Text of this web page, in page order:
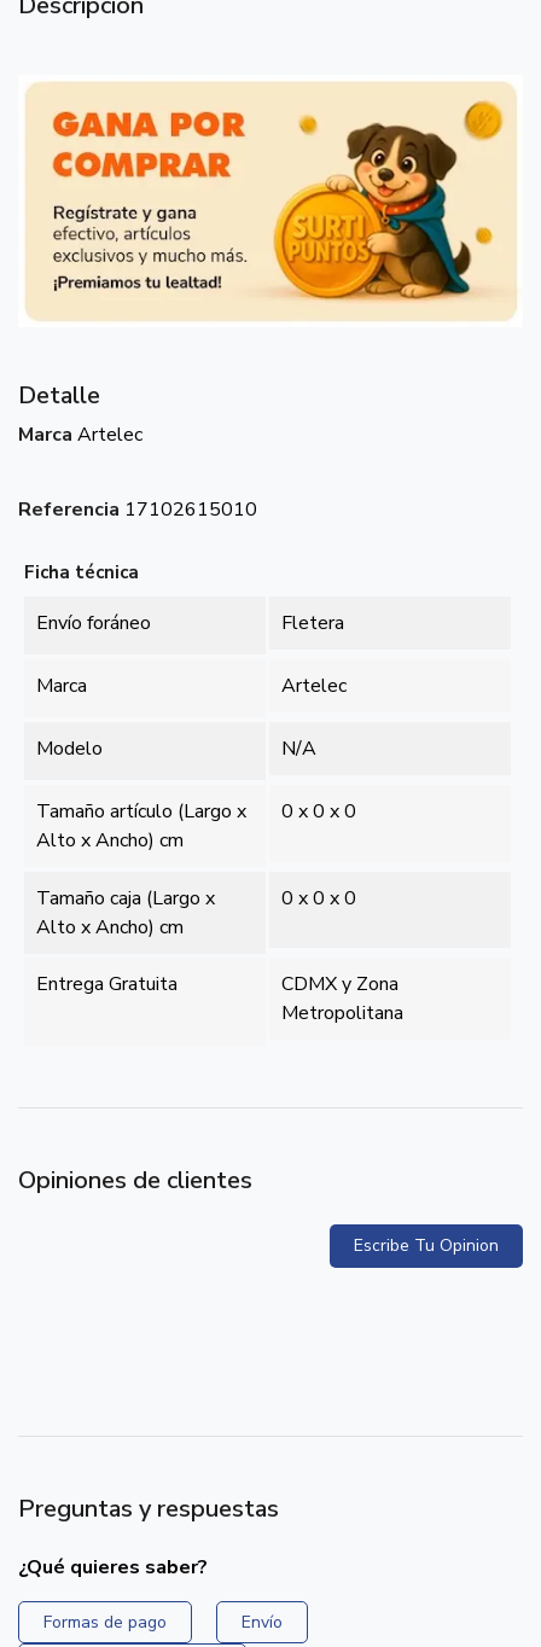
Detalle
Marca Artelec
Referencia 17102615010
Ficha técnica
Envío foráneo Fletera
Marca Artelec
Modelo N/A
Tamaño artículo (Largo x
Alto x Ancho) cm
0 x 0 x 0
Tamaño caja (Largo x
Alto x Ancho) cm
0 x 0 x 0
Entrega Gratuita
CDMX y Zona
Metropolitana
Opiniones de clientes
Escribe Tu Opinion
Preguntas y respuestas
¿Qué quieres saber?
Formas de pago
Envío